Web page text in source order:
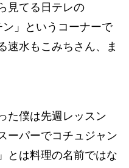
見てる日テレの
ン 」
というコーナーで
速水もこみちさん、ま
た僕は先週レッスン
ーパーでコチュジャン
とは料理の名前ではな